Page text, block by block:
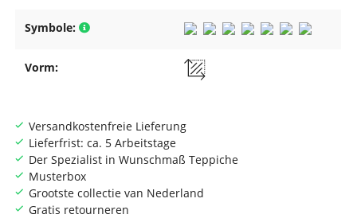
Versandkostenfreie Lieferung
Lieferfrist: ca. 5 Arbeitstage
Der Spezialist in Wunschmaß Teppiche
Musterbox
Grootste collectie van Nederland
Gratis retourneren
Symbole:
Vorm: